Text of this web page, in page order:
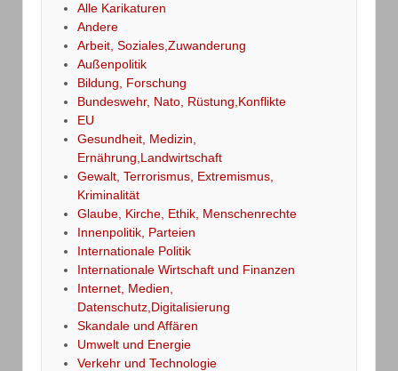
Alle Karikaturen
Andere
Arbeit, Soziales,Zuwanderung
Außenpolitik
Bildung, Forschung
Bundeswehr, Nato, Rüstung,Konflikte
EU
Gesundheit, Medizin,
Ernährung,Landwirtschaft
Gewalt, Terrorismus, Extremismus,
Kriminalität
Glaube, Kirche, Ethik, Menschenrechte
Innenpolitik, Parteien
Internationale Politik
Internationale Wirtschaft und Finanzen
Internet, Medien,
Datenschutz,Digitalisierung
Skandale und Affären
Umwelt und Energie
Verkehr und Technologie